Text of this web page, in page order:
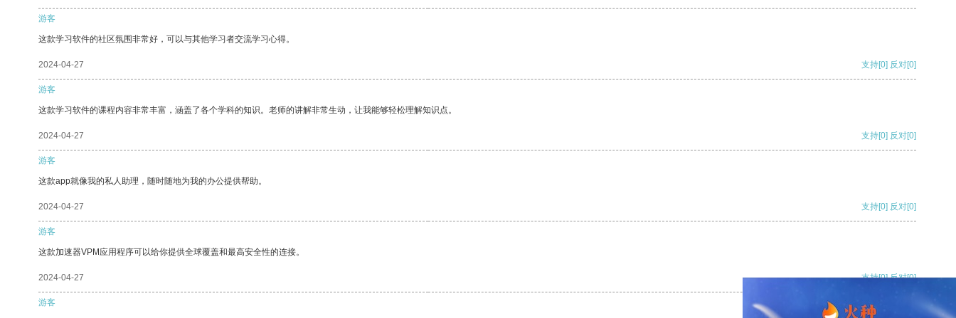
游客
这款学习软件的社区氛围非常好，可以与其他学习者交流学习心得。
2024-04-27 支持[0] 反对[0]
游客
这款学习软件的课程内容非常丰富，涵盖了各个学科的知识。老师的讲解非常生动，让我能够轻松理解知识点。
2024-04-27 支持[0] 反对[0]
游客
这款app就像我的私人助理，随时随地为我的办公提供帮助。
2024-04-27 支持[0] 反对[0]
游客
这款加速器VPM应用程序可以给你提供全球覆盖和最高安全性的连接。
2024-04-27 支持[0] 反对[0]
游客